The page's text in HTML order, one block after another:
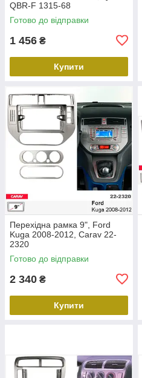
QBR-F 1315-68
Готово до відправки
1 456 ₴
Купити
Перехідна рамка 9", Ford
Kuga 2008-2012, Carav 22-
2320
Готово до відправки
2 340 ₴
Купити